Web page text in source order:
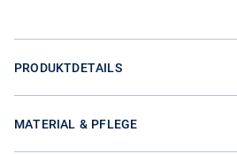
PRODUKTDETAILS
MATERIAL & PFLEGE